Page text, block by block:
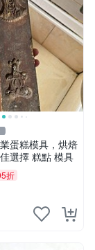
蛋糕模具，烘焙
選擇 糕點 模具
折